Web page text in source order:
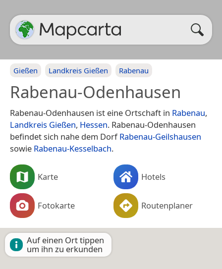
Gießen Landkreis Gießen Rabenau
Rabenau-Odenhausen
Rabenau-Odenhausen ist eine Ortschaft in Rabenau,
Landkreis Gießen, Hessen. Rabenau-Odenhausen
befindet sich nahe dem DorfRabenau-Geilshausen
sowie Rabenau-Kesselbach.
Karte Hotels
Fotokarte Routenplaner
Auf einen Ort tippen
um ihn zu erkunden